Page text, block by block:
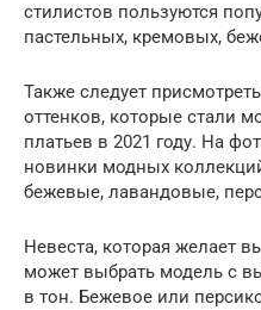
стилистов пользуются
пастельных, кремовых,
Также следует
оттенков, которые стали
платьев в 2021 году. На
новинки модных
бежевые, лавандовые,
Невеста, которая желает
может выбрать модель с
в тон. Бежевое или